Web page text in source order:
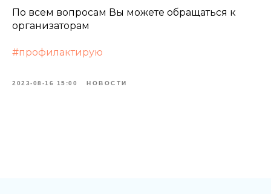
По всем вопросам Вы можете обращаться к
организаторам
#профилактирую
2023-08-16 15:00 НОВОСТИ